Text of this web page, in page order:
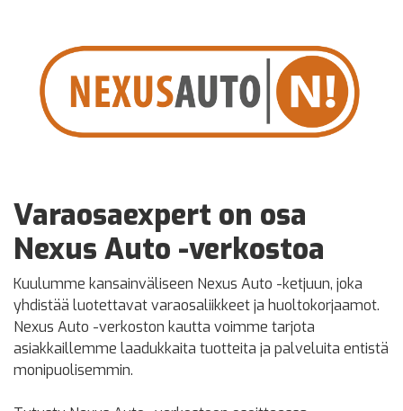
Varaosaexpert on osa
Nexus Auto -verkostoa
Kuulumme kansainväliseen Nexus Auto -ketjuun, joka
yhdistää luotettavat varaosaliikkeet ja huoltokorjaamot.
Nexus Auto -verkoston kautta voimme tarjota
asiakkaillemme laadukkaita tuotteita ja palveluita entistä
monipuolisemmin.